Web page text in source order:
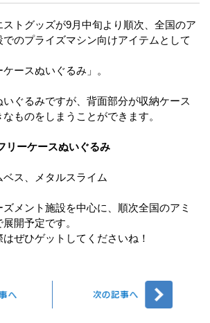
トグッズが9月中旬より順次、全国のア
でのプライズマシン向けアイテムとして
ースぬいぐるみ」。
ぐるみですが、背面部分が収納ケース
ものをしまうことができます。
リーケースぬいぐるみ
ス、メタルスライム
メント施設を中心に、順次全国のアミ
開予定です。
ぜひゲットしてくださいね！